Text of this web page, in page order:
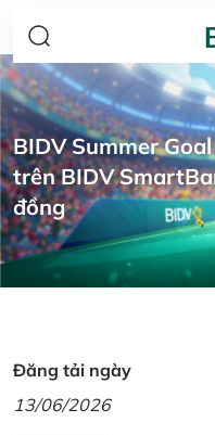
BIDV Summer
trên BIDV
đồng
Đăng tải ngày
13/06/2026